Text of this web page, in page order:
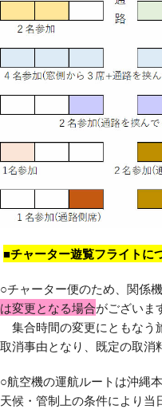
■チャーター遊覧フライトに
○チャーター便のため、関係
は変更となる場合がございま
集合時間の変更にともなう
取消事由となり、既定の取消
○航空機の運航ルートは沖縄
天候・管制上の条件により当